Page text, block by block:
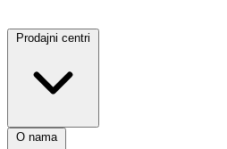
Prodajni centri
O nama